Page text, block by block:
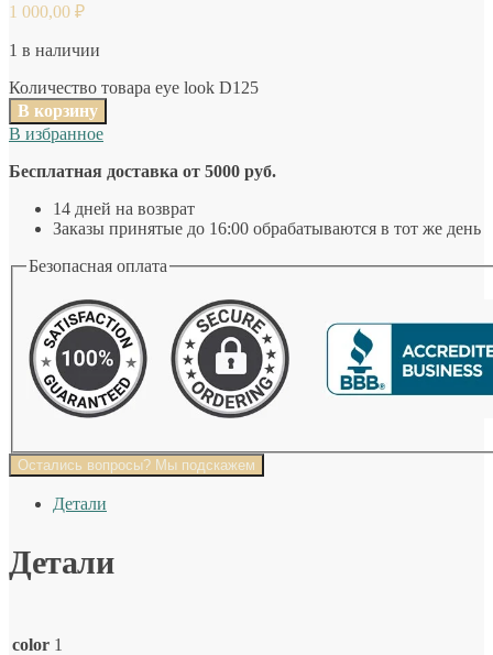
1 000,00 ₽
1 в наличии
Количество товара eye look D125
В корзину
В избранное
Бесплатная доставка от 5000 руб.
14 дней на возврат
Заказы принятые до 16:00 обрабатываются в тот же день
Безопасная оплата
Остались вопросы? Мы подскажем
Детали
Детали
color 1